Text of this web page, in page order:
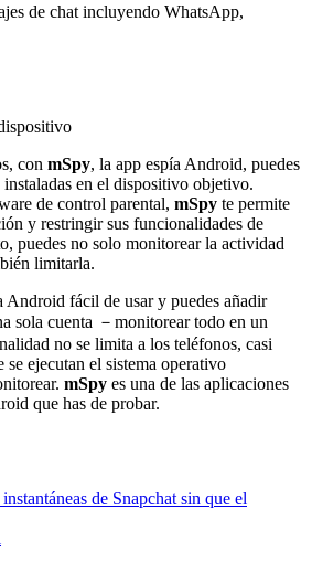
de chat incluyendo WhatsApp,
con mSpy, la app espía Android, puedes
en el dispositivo objetivo.
de control parental, mSpy te permite
y restringir sus funcionalidades de
puedes no solo monitorear la actividad
limitarla.
Android fácil de usar y puedes añadir
sola cuenta －monitorear todo en un
no se limita a los teléfonos, casi
ejecutan el sistema operativo
mSpy es una de las aplicaciones
que has de probar.
de Snapchat sin que el